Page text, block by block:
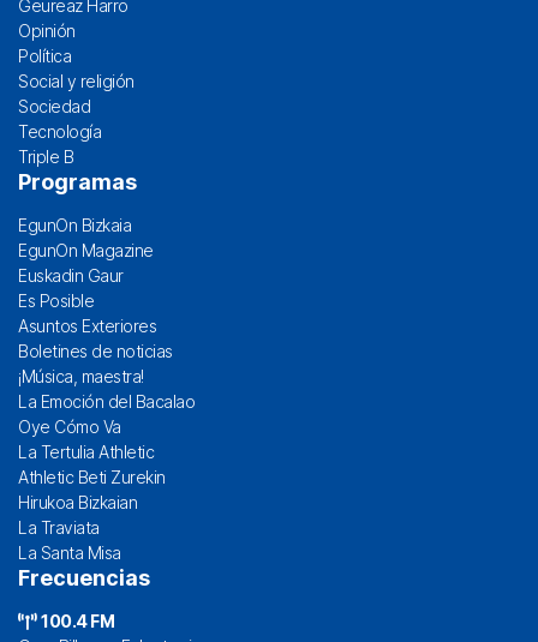
Geureaz Harro
Opinión
Política
Social y religión
Sociedad
Tecnología
Triple B
Programas
EgunOn Bizkaia
EgunOn Magazine
Euskadin Gaur
Es Posible
Asuntos Exteriores
Boletines de noticias
¡Música, maestra!
La Emoción del Bacalao
Oye Cómo Va
La Tertulia Athletic
Athletic Beti Zurekin
Hirukoa Bizkaian
La Traviata
La Santa Misa
Frecuencias
100.4 FM